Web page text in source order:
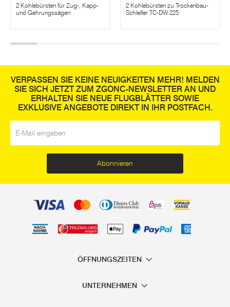
2 Kohlebürsten für Zug-, Kapp-
und Gehrungssägen
2 Kohlebürsten zu Trockenbau-
Schleifer TC-DW 225
VERPASSEN SIE KEINE NEUIGKEITEN MEHR! MELDEN
SIE SICH JETZT ZUM ZGONC-NEWSLETTER AN UND
ERHALTEN SIE NEUE FLUGBLÄTTER SOWIE
EXKLUSIVE ANGEBOTE DIREKT IN IHR POSTFACH.
Abonnieren
ÖFFNUNGSZEITEN
UNTERNEHMEN